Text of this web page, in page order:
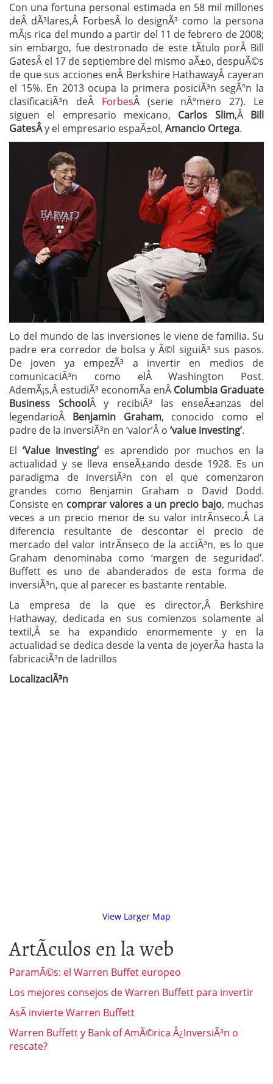
Con una fortuna personal estimada en 58 mil millones
deÂ dÃ³lares,Â ForbesÂ lo designÃ³ como la persona
mÃ¡s rica del mundo a partir del 11 de febrero de 2008;
sin embargo, fue destronado de este tÃ­tulo porÂ Bill
GatesÂ el 17 de septiembre del mismo aÃ±o, despuÃ©s
de que sus acciones enÂ Berkshire HathawayÂ cayeran
el 15%. En 2013 ocupa la primera posiciÃ³n segÃºn la
clasificaciÃ³n deÂ ForbesÂ (serie nÃºmero 27). Le
siguen el empresario mexicano, Carlos Slim,Â Bill
GatesÂy el empresario espaÃ±ol, Amancio Ortega.
Lo del mundo de las inversiones le viene de familia. Su
padre era corredor de bolsa y Ã©l siguiÃ³ sus pasos.
De joven ya empezÃ³ a invertir en medios de
comunicaciÃ³n como elÂ Washington Post.
AdemÃ¡s,Â estudiÃ³ economÃ­a enÂ Columbia Graduate
Business SchoolÂ y recibiÃ³ las enseÃ±anzas del
legendarioÂ Benjamin Graham, conocido como el
padre de la inversiÃ³n en ‘valor’Â o ‘value investing’.
El‘Value Investing’ es aprendido por muchos en la
actualidad y se lleva enseÃ±ando desde 1928. Es un
paradigma de inversiÃ³n con el que comenzaron
grandes como Benjamin Graham o David Dodd.
Consiste en comprar valores a un precio bajo, muchas
veces a un precio menor de su valor intrÃ­nseco.Â La
diferencia resultante de descontar el precio de
mercado del valor intrÃ­nseco de la acciÃ³n, es lo que
Graham denominaba como ‘margen de seguridad’.
Buffett es uno de abanderados de esta forma de
inversiÃ³n, que al parecer es bastante rentable.
La empresa de la que es director,Â Berkshire
Hathaway, dedicada en sus comienzos solamente al
textil,Â se ha expandido enormemente y en la
actualidad se dedica desde la venta de joyerÃ­a hasta la
fabricaciÃ³n de ladrillos
LocalizaciÃ³n
View Larger Map
ArtÃ­culos en la web
ParamÃ©s: el Warren Buffet europeo
Los mejores consejos de Warren Buffett para invertir
AsÃ­ invierte Warren Buffett
Warren Buffett y Bank of AmÃ©rica Â¿InversiÃ³n o
rescate?